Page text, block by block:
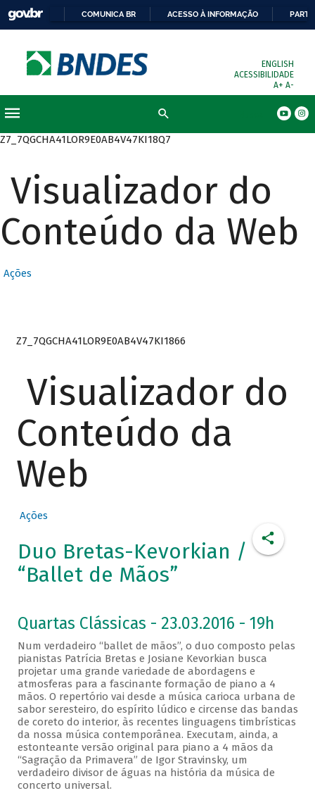
COMUNICA BR ACESSO À INFORMAÇÃO
ENGLISH
ACESSIBILIDADE
A+ A-
Z7_7QGCHA41LOR9E0AB4V47KI18Q7
Visualizador do
Conteúdo da Web
Ações
Z7_7QGCHA41LOR9E0AB4V47KI1866
Visualizador do
Conteúdo da
Web
Ações
Duo Bretas-Kevorkian /
“Ballet de Mãos”
Quartas Clássicas - 23.03.2016 - 19h
Num verdadeiro “ballet de mãos”, o duo composto pelas
pianistas Patrícia Bretas e Josiane Kevorkian busca
projetar uma grande variedade de abordagens e
atmosferas para a fascinante formação de piano a 4
mãos. O repertório vai desde a música carioca urbana de
sabor seresteiro, do espírito lúdico e circense das bandas
de coreto do interior, às recentes linguagens timbrísticas
da nossa música contemporânea. Executam, ainda, a
estonteante versão original para piano a 4 mãos da
“Sagração da Primavera” de Igor Stravinsky, um
verdadeiro divisor de águas na história da música de
concerto universal.